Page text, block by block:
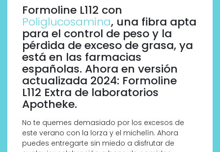
Formoline L112 con
Poliglucosamina, una fibra apta
para el control de peso y la
pérdida de exceso de grasa, ya
está en las farmacias
españolas. Ahora en versión
actualizada 2024: Formoline
L112 Extra de laboratorios
Apotheke.
No te quemes demasiado por los excesos de
este verano con la lorza y el michelín. Ahora
puedes entregarte sin miedo a disfrutar de